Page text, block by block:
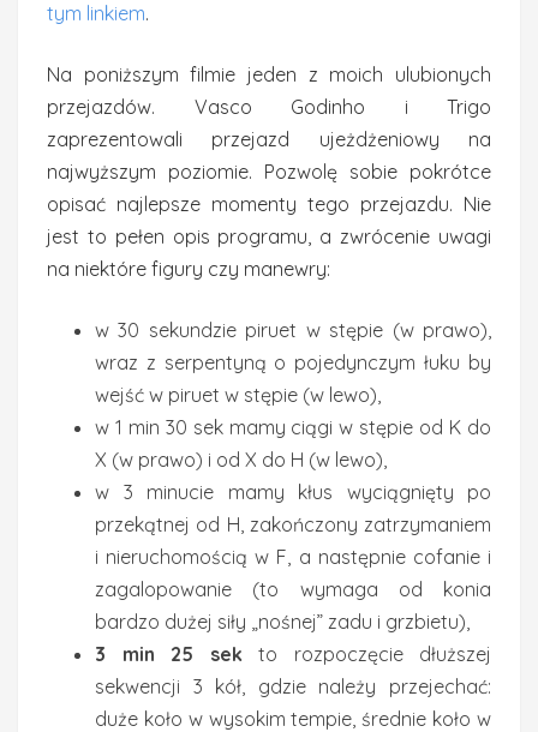
tym linkiem.
Na poniższym filmie jeden z moich ulubionych
przejazdów. Vasco Godinho i Trigo
zaprezentowali przejazd ujeżdżeniowy na
najwyższym poziomie. Pozwolę sobie pokrótce
opisać najlepsze momenty tego przejazdu. Nie
jest to pełen opis programu, a zwrócenie uwagi
na niektóre figury czy manewry:
w 30 sekundzie piruet w stępie (w prawo),
wraz z serpentyną o pojedynczym łuku by
wejść w piruet w stępie (w lewo),
w 1 min 30 sek mamy ciągi w stępie od K do
X (w prawo) i od X do H (w lewo),
w 3 minucie mamy kłus wyciągnięty po
przekątnej od H, zakończony zatrzymaniem
i nieruchomością w F, a następnie cofanie i
zagalopowanie (to wymaga od konia
bardzo dużej siły „nośnej” zadu i grzbietu),
3 min 25 sek to rozpoczęcie dłuższej
sekwencji 3 kół, gdzie należy przejechać:
duże koło w wysokim tempie, średnie koło w